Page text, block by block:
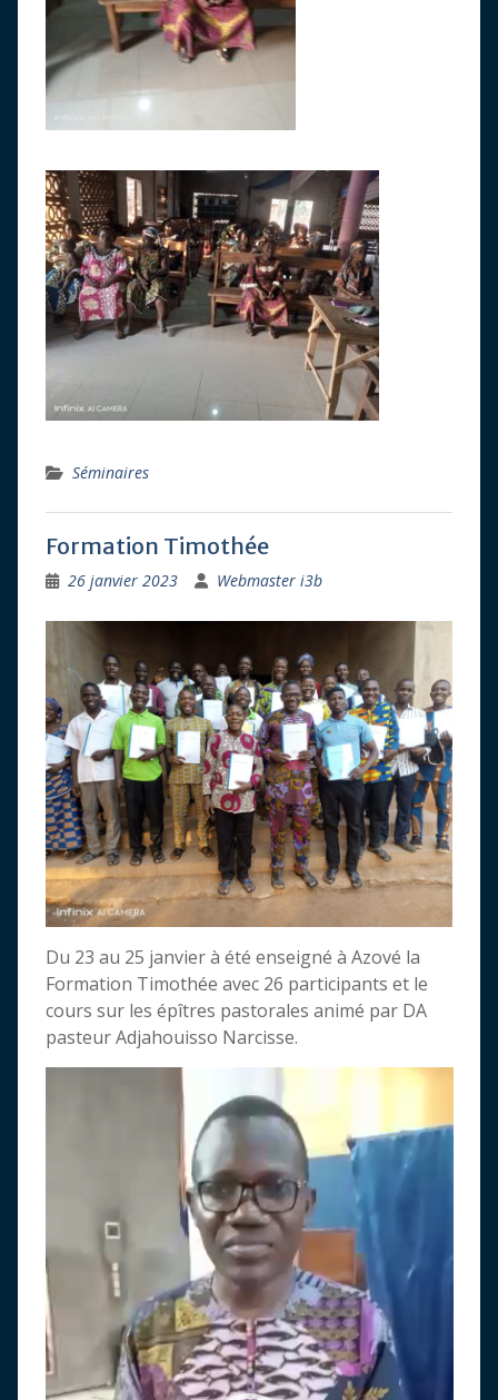
Séminaires
Formation Timothée
26 janvier 2023 Webmaster i3b
Du 23 au 25 janvier à été enseigné à Azové la
Formation Timothée avec 26 participants et le
cours sur les épîtres pastorales animé par DA
pasteur Adjahouisso Narcisse.